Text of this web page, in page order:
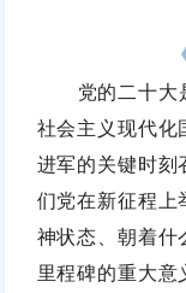
党的二十
社会主义现代化
进军的关键时刻
们党在新征程上
神状态、朝着什
里程碑的重大